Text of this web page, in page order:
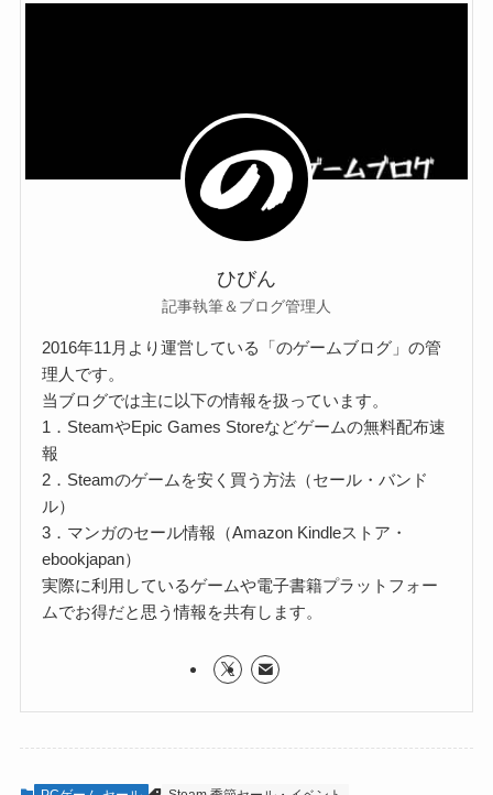
ひびん
記事執筆＆ブログ管理人
2016年11月より運営している「のゲームブログ」の管
理人です。
当ブログでは主に以下の情報を扱っています。
1．SteamやEpic Games Storeなどゲームの無料配布速
報
2．Steamのゲームを安く買う方法（セール・バンド
ル）
3．マンガのセール情報（Amazon Kindleストア・
ebookjapan）
実際に利用しているゲームや電子書籍プラットフォー
ムでお得だと思う情報を共有します。